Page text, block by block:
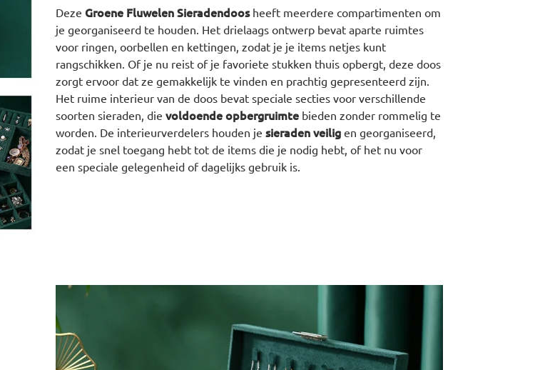
Deze Groene Fluwelen Sieradendoosheeft meerdere compartimenten om
je georganiseerd te houden. Het drielaags ontwerp bevat aparte ruimtes
voor ringen, oorbellen en kettingen, zodat je je items netjes kunt
rangschikken. Of je nu reist of je favoriete stukken thuis opbergt, deze doos
zorgt ervoor dat ze gemakkelijk te vinden en prachtig gepresenteerd zijn.
Het ruime interieur van de doos bevat speciale secties voor verschillende
soorten sieraden, die voldoende opbergruimte bieden zonder rommelig te
worden. De interieurverdelers houden je sieraden veilig en georganiseerd,
zodat je snel toegang hebt tot de items die je nodig hebt, of het nu voor
een speciale gelegenheid of dagelijks gebruik is.